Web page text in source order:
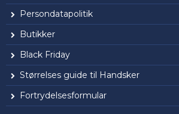
Persondatapolitik
Butikker
Black Friday
Størrelses guide til Handsker
Fortrydelsesformular